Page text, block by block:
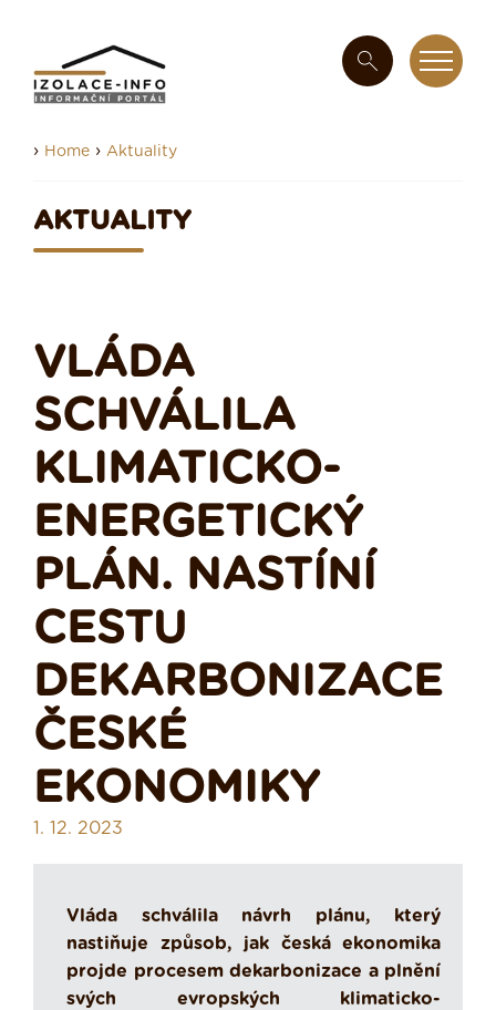
› Home › Aktuality
AKTUALITY
VLÁDA
SCHVÁLILA
KLIMATICKO-
ENERGETICKÝ
PLÁN. NASTÍNÍ
CESTU
DEKARBONIZACE
ČESKÉ
EKONOMIKY
1. 12. 2023
Vláda schválila návrh plánu, který
nastiňuje způsob, jak česká ekonomika
projde procesem dekarbonizace a plnění
svých evropských klimaticko-